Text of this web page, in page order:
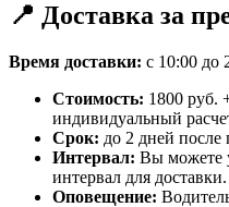
📍 Доставка за
Время доставки: с 10:00 до
Стоимость: 1800 руб.
индивидуальный
Срок: до 2 дней после
Интервал: Вы можете
интервал для доставки.
Оповещение: